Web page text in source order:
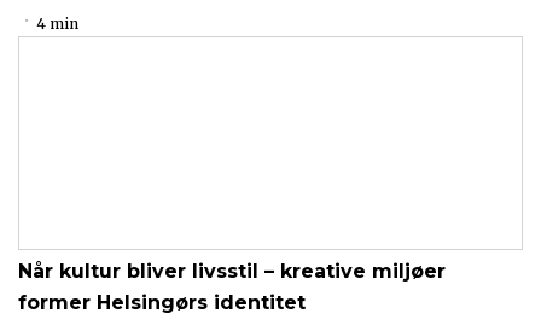
4 min
Når kultur bliver livsstil – kreative miljøer
former Helsingørs identitet